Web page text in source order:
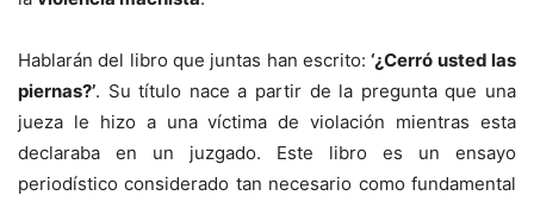
Hablarán del libro que juntas han escrito:‘¿Cerró usted las
piernas?’. Su título nace a partir de la pregunta que una
jueza le hizo a una víctima de violación mientras esta
declaraba en un juzgado. Este libro es un ensayo
periodístico considerado tan necesario como fundamental